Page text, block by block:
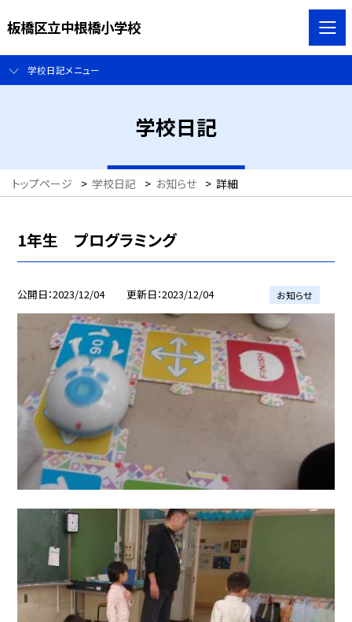
板橋区立中根橋小学校
学校日記メニュー
学校日記
トップページ > 学校日記 > お知らせ > 詳細
1年生 プログラミング
公開日 2023/12/04 更新日 2023/12/04 お知らせ